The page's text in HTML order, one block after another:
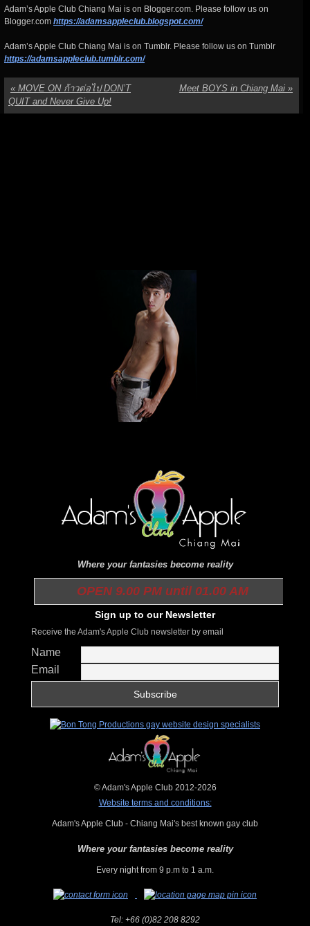
Adam’s Apple Club Chiang Mai is on Blogger.com. Please follow us on
Blogger.com https://adamsappleclub.blogspot.com/
Adam’s Apple Club Chiang Mai is on Tumblr. Please follow us on Tumblr
https://adamsappleclub.tumblr.com/
« MOVE ON ก้าวต่อไป DON’T
QUIT and Never Give Up!
Meet BOYS in Chiang Mai »
Where your fantasies become reality
OPEN 9.00 PM until 01.00 AM
Sign up to our Newsletter
Receive the Adam's Apple Club newsletter by email
Name
Email
© Adam's Apple Club 2012-2026
Website terms and conditions:
Adam's Apple Club - Chiang Mai's best known gay club
Where your fantasies become reality
Every night from 9 p.m to 1 a.m.
Tel: +66 (0)82 208 8292